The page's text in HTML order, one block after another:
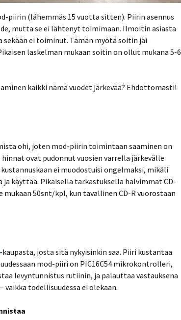
piirin (lähemmäs 15 vuotta sitten). Piirin asennus
mutta se ei lähtenyt toimimaan. Ilmoitin asiasta
sekään ei toiminut. Tämän myötä soitin jäi
laskelman mukaan soitin on ollut mukana 5-6
kaikki nämä vuodet järkevää? Ehdottomasti!
ohi, joten mod-piirin toimintaan saaminen on
ovat pudonnut vuosien varrella järkevälle
ei muodostuisi ongelmaksi, mikäli
ja käyttää. Pikaisella tarkastuksella halvimmat CD-
50snt/kpl, kun tavallinen CD-R vuorostaan
-kaupasta, josta sitä nykyisinkin saa. Piiri kustantaa
mod-piiri on PIC16C54 mikrokontrolleri,
levyntunnistus rutiinin, ja palauttaa vastauksena
vaikka todellisuudessa ei olekaan.